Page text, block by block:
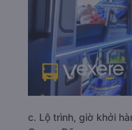
c. Lộ trình, giờ khởi